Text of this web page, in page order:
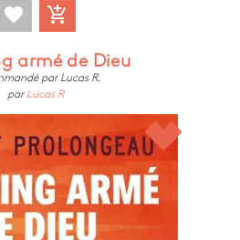
favorite add_shopping_cart
armé de Dieu
par Lucas R.
par Lucas R